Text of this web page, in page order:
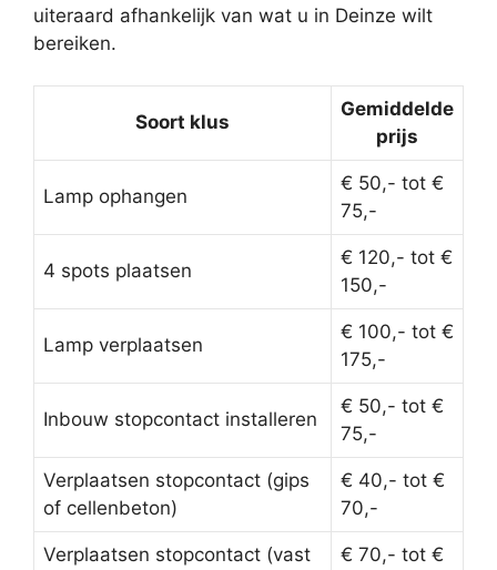
uiteraard afhankelijk van wat u in Deinze wilt
bereiken.
Soort klus
Gemiddelde
prijs
Lamp ophangen
€ 50,- tot €
75,-
4 spots plaatsen
€ 120,- tot €
150,-
Lamp verplaatsen
€ 100,- tot €
175,-
Inbouw stopcontact installeren
€ 50,- tot €
75,-
Verplaatsen stopcontact (gips
of cellenbeton)
€ 40,- tot €
70,-
Verplaatsen stopcontact (vast
€ 70,- tot €